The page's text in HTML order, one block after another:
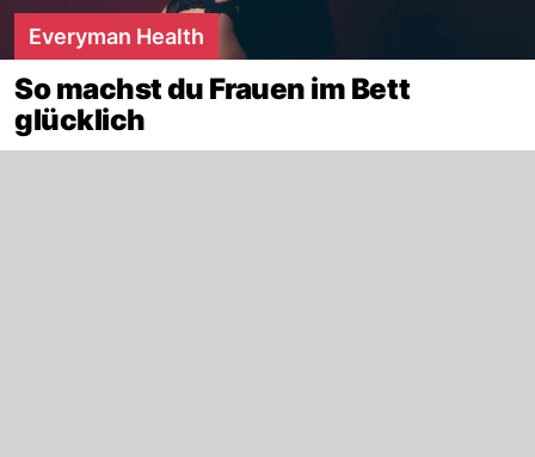
Everyman Health
So machst du Frauen im Bett
glücklich